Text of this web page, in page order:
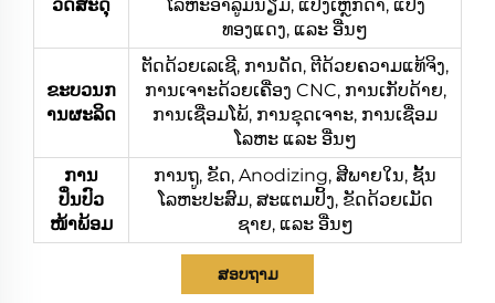
ວັດສະດຸ
ໂລຫະອາລູມິນຽມ, ແປ້ງເຫຼັກດຳ, ແປ້ງ
ທອງແດງ, ແລະ ອື່ນໆ
ຂະບວນກ
ານຜະລິດ
ຕັດດ້ວຍເລເຊີ, ການດັດ, ຕີດ້ວຍຄວາມແທ້ຈິງ,
ການເຈາະດ້ວຍເຄື່ອງ CNC, ການເກັບດ້າຍ,
ການເຊື່ອມໂພ້, ການຂຸດເຈາະ, ການເຊື່ອມ
ໂລຫະ ແລະ ອື່ນໆ
ການ
ປິ່ນປົວ
ໜ້າພ້ອມ
ການຖູ, ຂັດ, Anodizing, ສີພາຍໃນ, ຊັ້ນ
ໂລຫະປະສົມ, ສະແຕມປິ້ງ, ຂັດດ້ວຍເມັດ
ຊາຍ, ແລະ ອື່ນໆ
ສອບຖາມ